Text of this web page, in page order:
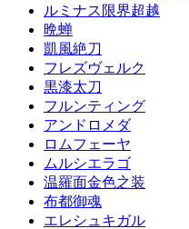
ルミナス限界超越
晩蝉
凱風絶刀
フレズヴェルク
黒漆太刀
フルンティング
アンドロメダ
ロムフェーヤ
ムルシエラゴ
温羅面金色之装
布都御魂
エレシュキガル